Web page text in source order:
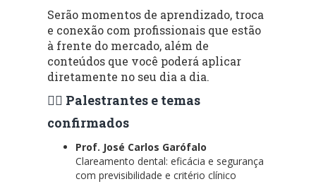
Serão momentos de aprendizado, troca
e conexão com profissionais que estão
à frente do mercado, além de
conteúdos que você poderá aplicar
diretamente no seu dia a dia.
👨‍⚕️ Palestrantes e temas
confirmados
Prof. José Carlos Garófalo
Clareamento dental: eficácia e segurança
com previsibilidade e critério clínico